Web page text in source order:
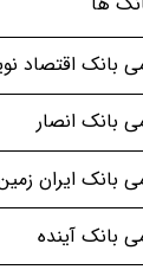
بانک اقتصاد
بانک انصار
بانک ایران
بانک آینده